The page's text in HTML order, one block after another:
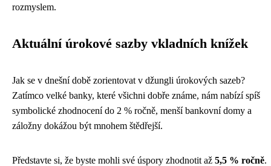
rozmyslem.
Aktuální úrokové sazby vkladních knížek
Jak se v dnešní době zorientovat v džungli úrokových sazeb?
Zatímco velké banky, které všichni dobře známe, nám nabízí spíš
symbolické zhodnocení do 2 % ročně, menší bankovní domy a
záložny dokážou být mnohem štědřejší.
Představte si, že byste mohli své úspory zhodnotit až 5,5 % ročně.